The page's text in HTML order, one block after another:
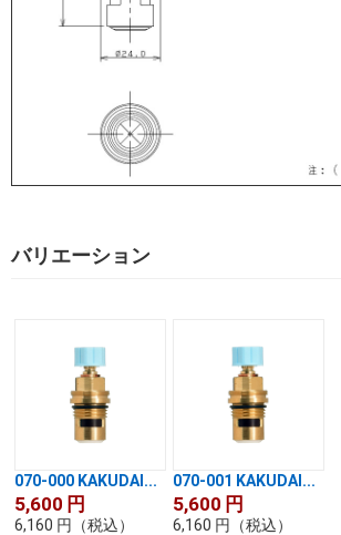
バリエーション
070-000 KAKUDAI...
5,600 円
6,160 円 （税込）
070-001 KAKUDAI...
5,600 円
6,160 円 （税込）